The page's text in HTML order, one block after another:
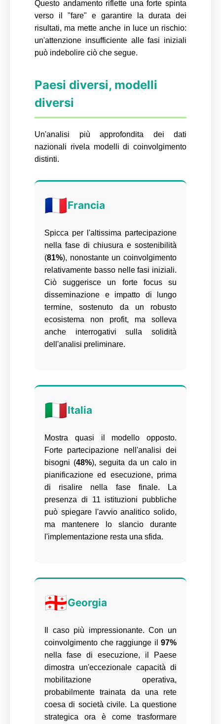
Questo andamento riflette una forte spinta
verso il "fare" e garantire la durata dei
risultati, ma mette anche in luce un rischio:
un'attenzione insufficiente alle fasi iniziali
può indebolire ciò che segue.
Paesi diversi, modelli
diversi
Un'analisi più approfondita dei dati
nazionali rivela modelli di coinvolgimento
distinti.
🇫🇷Francia
Spicca per l'altissima partecipazione
nella fase di chiusura e sostenibilità
(81%), nonostante un coinvolgimento
relativamente basso nelle fasi iniziali.
Ciò suggerisce un forte focus su
disseminazione e impatto di lungo
termine, sostenuto da un robusto
ecosistema non profit, ma solleva
anche interrogativi sulla solidità
dell'analisi preliminare.
🇮🇹Italia
Mostra quasi il modello opposto.
Forte partecipazione nell'analisi dei
bisogni (48%), seguita da un calo in
pianificazione ed esecuzione, prima
di risalire nella fase finale. La
presenza di 11 istituzioni pubbliche
può spiegare l'avvio analitico solido,
ma mantenere lo slancio durante
l'implementazione resta una sfida.
🇬🇪Georgia
Il caso più impressionante. Con un
coinvolgimento che raggiunge il 97%
nella fase di esecuzione, il Paese
dimostra un'eccezionale capacità di
mobilitazione operativa,
probabilmente trainata da una rete
coesa di società civile. La questione
strategica ora è come trasformare